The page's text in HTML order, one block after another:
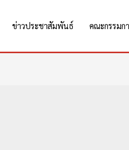
ข่าวประชาสัมพันธ์ คณะกรรมก